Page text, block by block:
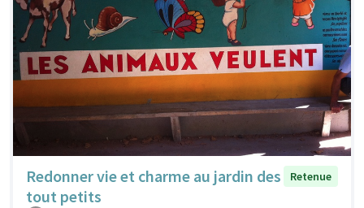
Redonner vie et charme au jardin des
tout petits
Retenue